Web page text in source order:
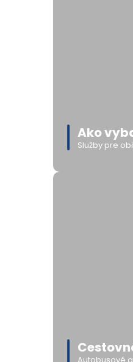
Ako
Služby pre